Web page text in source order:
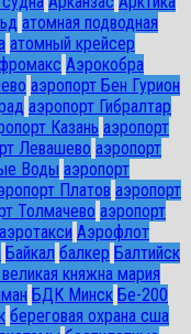
атомная подводная
атомный крейсер
Аэрокобра
аэропорт Бен Гурион
аэропорт Гибралтар
Казань аэропорт
Левашево аэропорт
Воды аэропорт
Платов аэропорт
Толмачево аэропорт
аэротакси Аэрофлот
Байкал балкер Балтийск
княжна мария
БДК Минск Бе-200
береговая охрана сша